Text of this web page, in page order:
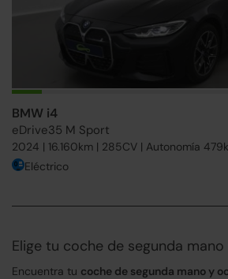
BMW i4
eDrive35 M Sport
2024 | 16.160km | 285CV | Autonomía
Eléctrico
Elige tu coche de segunda
Encuentra tu coche de segunda mano y